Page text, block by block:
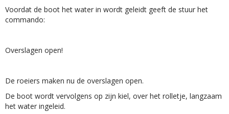
Voordat de boot het water in wordt geleidt geeft de stuur het
commando:
Overslagen open!
De roeiers maken nu de overslagen open.
De boot wordt vervolgens op zijn kiel, over het rolletje, langzaam
het water ingeleid.